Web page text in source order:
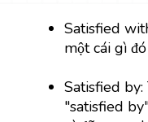
Satisfied
một cái gì
Satisfied
"satisfied